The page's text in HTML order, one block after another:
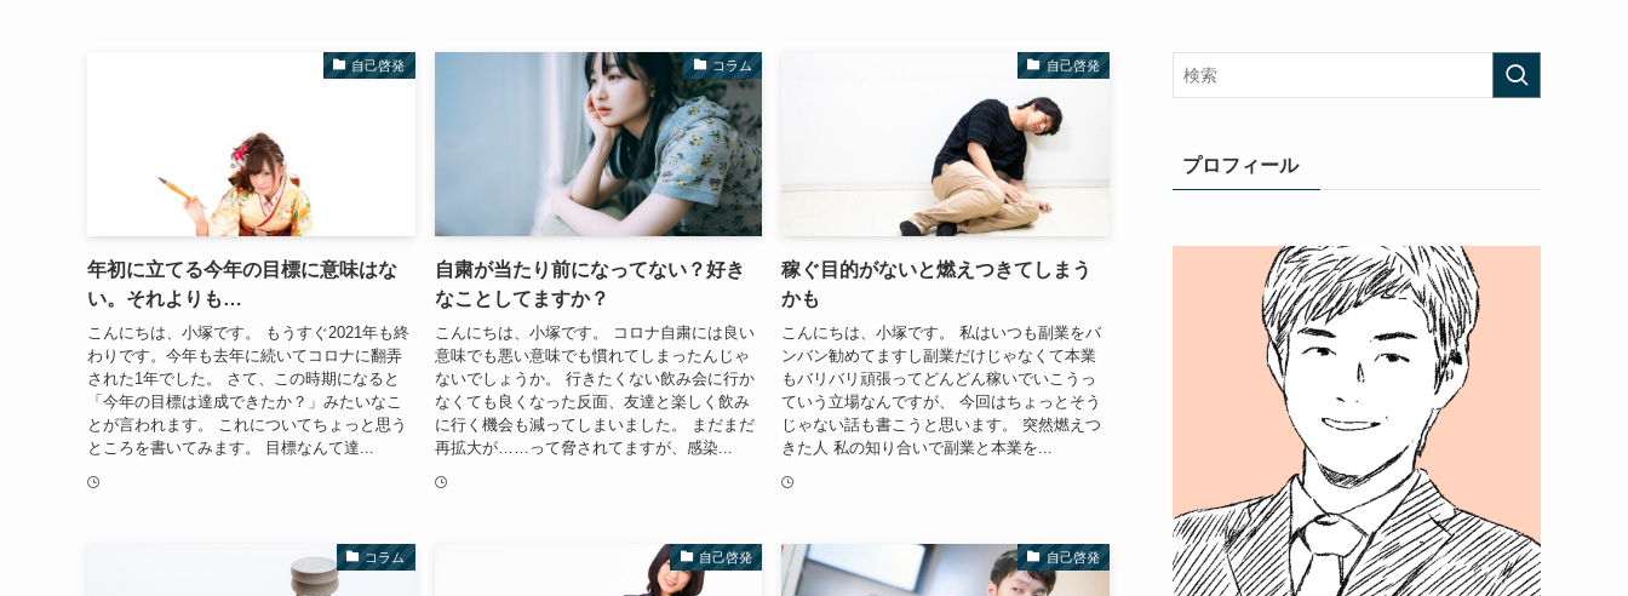
自己啓発
年初に立てる今年の目標に意味はな
い。それよりも…
こんにちは、小塚です。 もうすぐ2021年も終
わりです。今年も去年に続いてコロナに翻弄
された1年でした。 さて、この時期になると
「今年の目標は達成できたか？」みたいなこ
とが言われます。 これについてちょっと思う
ところを書いてみます。 目標なんて達...
コラム
自粛が当たり前になってない？好き
なことしてますか？
こんにちは、小塚です。 コロナ自粛には良い
意味でも悪い意味でも慣れてしまったんじゃ
ないでしょうか。 行きたくない飲み会に行か
なくても良くなった反面、友達と楽しく飲み
に行く機会も減ってしまいました。 まだまだ
再拡大が……って脅されてますが、感染...
自己啓発
稼ぐ目的がないと燃えつきてしまう
かも
こんにちは、小塚です。 私はいつも副業をバ
ンバン勧めてますし副業だけじゃなくて本業
もバリバリ頑張ってどんどん稼いでいこうっ
ていう立場なんですが、 今回はちょっとそう
じゃない話も書こうと思います。 突然燃えつ
きた人 私の知り合いで副業と本業を...
コラム 自己啓発 自己啓発
プロフィール